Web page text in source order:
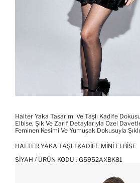
Halter Yaka Tasarımı Ve Taşlı Kadife
Elbise, Şık Ve Zarif Detaylarıyla Özel
Feminen Kesimi Ve Yumuşak Dokusuyla
HALTER YAKA TAŞLI KADIFE MINI ELBISE
SIYAH / ÜRÜN KODU : G5952AXBK81